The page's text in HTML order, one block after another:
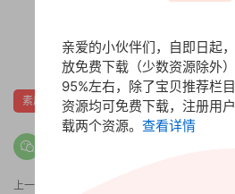
0 赏
素质技能
上一篇
亲爱的小伙伴们，自即日起
放免费下载（少数资源除外
95%左右，除了宝贝推荐栏
资源均可免费下载，注册用
载两个资源。 查看详情